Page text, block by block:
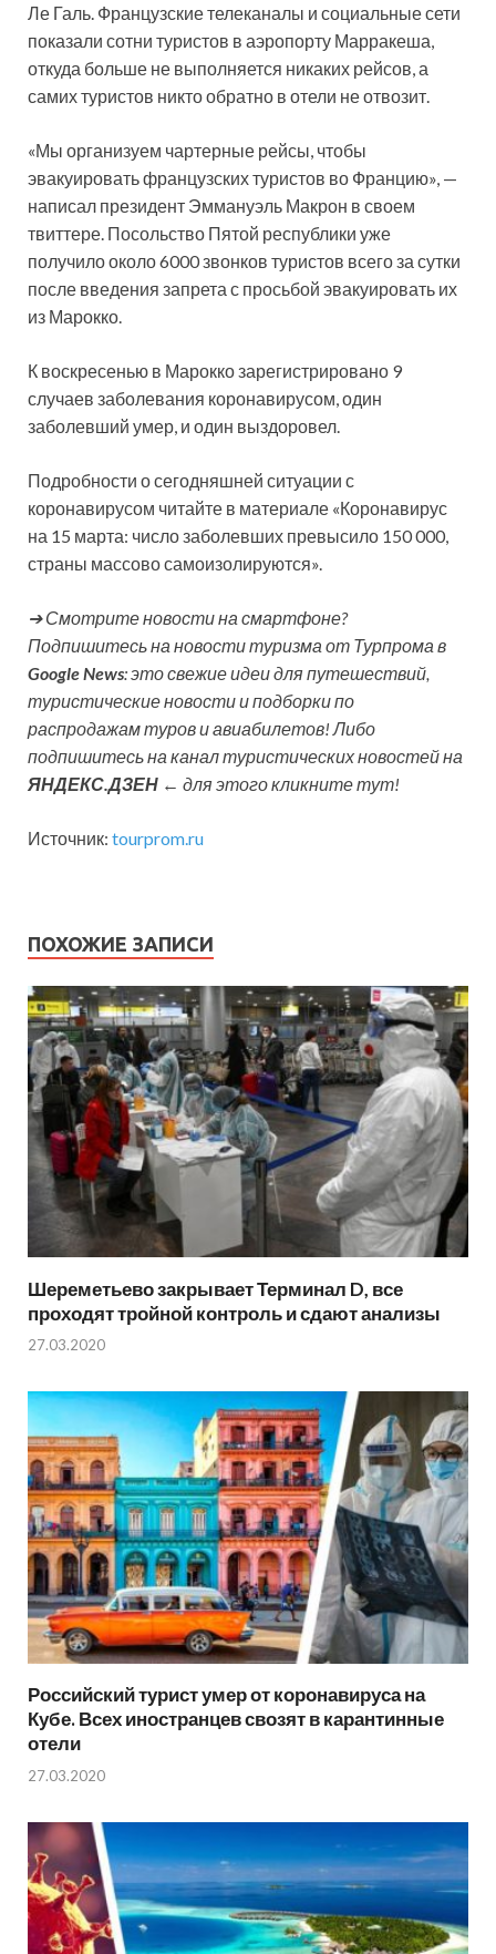
Ле Галь. Французские телеканалы и социальные сети
показали сотни туристов в аэропорту Марракеша,
откуда больше не выполняется никаких рейсов, а
самих туристов никто обратно в отели не отвозит.
«Мы организуем чартерные рейсы, чтобы
эвакуировать французских туристов во Францию», —
написал президент Эммануэль Макрон в своем
твиттере. Посольство Пятой республики уже
получило около 6000 звонков туристов всего за сутки
после введения запрета с просьбой эвакуировать их
из Марокко.
К воскресенью в Марокко зарегистрировано 9
случаев заболевания коронавирусом, один
заболевший умер, и один выздоровел.
Подробности о сегодняшней ситуации с
коронавирусом читайте в материале «Коронавирус
на 15 марта: число заболевших превысило 150 000,
страны массово самоизолируются».
➔ Смотрите новости на смартфоне?
Подпишитесь на новости туризма от Турпрома в
Google News: это свежие идеи для путешествий,
туристические новости и подборки по
распродажам туров и авиабилетов! Либо
подпишитесь на канал туристических новостей на
ЯНДЕКС.ДЗЕН ← для этого кликните тут!
Источник: tourprom.ru
ПОХОЖИЕ ЗАПИСИ
Шереметьево закрывает Терминал D, все
проходят тройной контроль и сдают анализы
27.03.2020
Российский турист умер от коронавируса на
Кубе. Всех иностранцев свозят в карантинные
отели
27.03.2020